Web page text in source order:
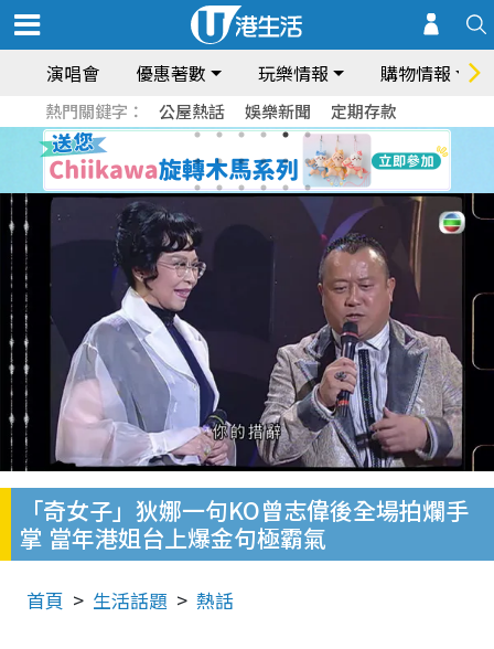
演唱會 優惠著數 玩樂情報 購物情報
熱門關鍵字： 公屋熱話 娛樂新聞 定期存款
「奇女子」狄娜一句KO曾志偉後全場拍爛手
掌 當年港姐台上爆金句極霸氣
首頁 生活話題 熱話